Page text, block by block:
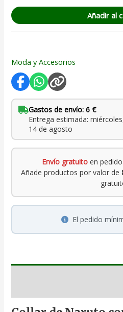
Añadir al
Moda y Accesorios
Gastos de envío: 6 €
Entrega estimada:
14 de agosto
Envío gratuito en
Añade productos por valor de
El pedido